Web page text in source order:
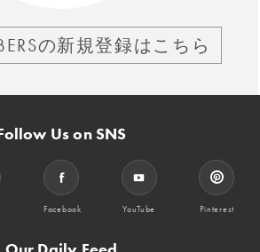
の新規登録はこちら
Us on SNS
Facebook YouTube Pinterest